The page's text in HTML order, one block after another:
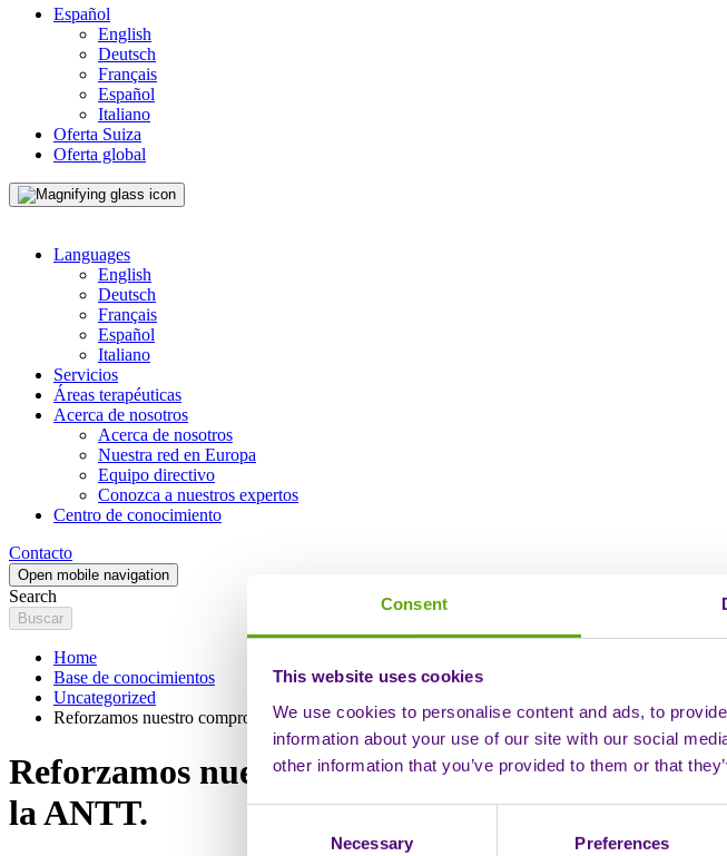
Consent
This website uses cookies
We use cookies to personalise content and ads, to
information about your use of our site with our social
other information that you’ve provided to them or that
Necessary Preferences
Español
English
Deutsch
Français
Español
Italiano
Oferta Suiza
Oferta global
Languages
English
Deutsch
Français
Español
Italiano
Servicios
Áreas terapéuticas
Acerca de nosotros
Acerca de nosotros
Nuestra red en Europa
Equipo directivo
Conozca a nuestros expertos
Centro de conocimiento
Contacto
Open mobile navigation
Search
Home
Base de conocimientos
Uncategorized
Reforzamos nuestro compromiso con la seguridad del paciente mediante la acreditación Gold
Reforzamos nuestro compromiso con la
la ANTT.